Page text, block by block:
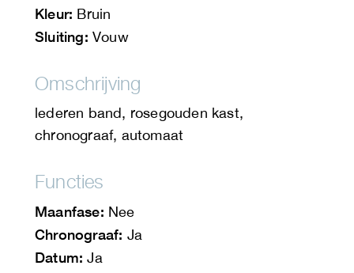
Kleur: Bruin
Sluiting: Vouw
Omschrijving
lederen band, rosegouden kast,
chronograaf, automaat
Functies
Maanfase: Nee
Chronograaf: Ja
Datum: Ja